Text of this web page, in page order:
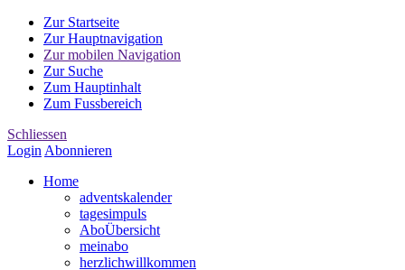
Zur Startseite
Zur Hauptnavigation
Zur mobilen Navigation
Zur Suche
Zum Hauptinhalt
Zum Fussbereich
Schliessen
Login Abonnieren
Home
adventskalender
tagesimpuls
AboÜbersicht
meinabo
herzlichwillkommen